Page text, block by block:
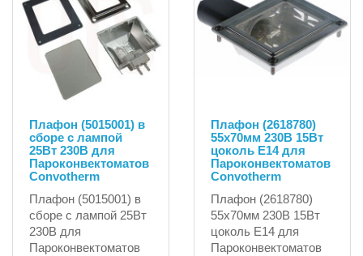
Плафон (5015001) в
сборе с лампой
25Вт 230В для
Пароконвектоматов
Сonvotherm
Плафон (5015001) в
сборе с лампой 25Вт
230В для
Пароконвектоматов
Плафон (2618780)
55x70мм 230В 15Вт
цоколь E14 для
Пароконвектоматов
Сonvotherm
Плафон (2618780)
55x70мм 230В 15Вт
цоколь E14 для
Пароконвектоматов